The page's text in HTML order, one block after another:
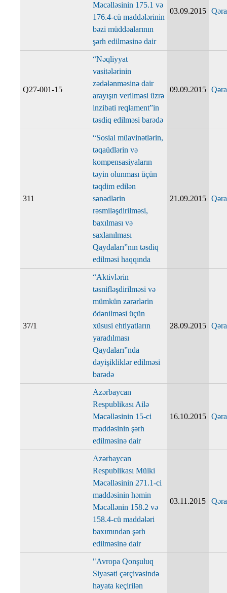
Məcəlləsinin 175.1 və
176.4-cü maddələrinin
bəzi müddəalarının
şərh edilməsinə dair
03.09.2015
Q27-001-15
“Nəqliyyat
vasitələrinin
zədələnməsinə dair
arayışın verilməsi üzrə
inzibati reqlament”in
təsdiq edilməsi barədə
09.09.2015
311
“Sosial müavinətlərin,
təqaüdlərin və
kompensasiyaların
təyin olunması üçün
təqdim edilən
sənədlərin
rəsmiləşdirilməsi,
baxılması və
saxlanılması
Qaydaları”nın təsdiq
edilməsi haqqında
21.09.2015
37/1
“Aktivlərin
təsnifləşdirilməsi və
mümkün zərərlərin
ödənilməsi üçün
xüsusi ehtiyatların
yaradılması
Qaydaları”nda
dəyişikliklər edilməsi
barədə
28.09.2015
Azərbaycan
Respublikası Ailə
Məcəlləsinin 15-ci
maddəsinin şərh
edilməsinə dair
16.10.2015
Azərbaycan
Respublikası Mülki
Məcəlləsinin 271.1-ci
maddəsinin həmin
Məcəllənin 158.2 və
158.4-cü maddələri
baxımından şərh
edilməsinə dair
03.11.2015
"Avropa Qonşuluq
Siyasəti çərçivəsində
həyata keçirilən